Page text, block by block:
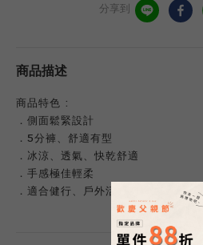
分享到
商品描述
商品特色 :
．側面鬆緊設計
．5分褲、舒適有型
．冰涼、透氣、快乾舒適
．手感極佳輕柔
．適合健行、戶外活動、旅行遊學